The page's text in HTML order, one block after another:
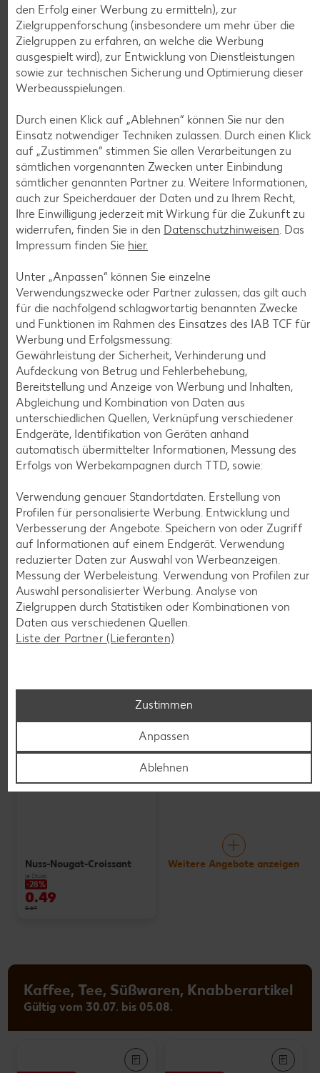
TANTE FANNY
Frischer
Flammkuchenteig
je 260-g-Rolle
1.39
Diese Artikel findest du an unserer
Frischetheke
KNÜLLER
Oliven-Mix
nur
0.99
Weitere Angebote anzeigen
Gültig vom 30.07. bis 05.08.
AKTION
0.69
Nuss-Nougat-Croissant
je Stück
-28%
0.49
0.69
Weitere Angebote anzeigen
Kaffee, Tee, Süßwaren, Knabberartikel
Gültig vom 30.07. bis 05.08.
den Erfolg einer Werbung zu ermitteln), zur
Zielgruppenforschung (insbesondere um mehr über die
Zielgruppen zu erfahren, an welche die Werbung
ausgespielt wird), zur Entwicklung von Dienstleistungen
sowie zur technischen Sicherung und Optimierung dieser
Werbeausspielungen.
Durch einen Klick auf „Ablehnen“ können Sie nur den
Einsatz notwendiger Techniken zulassen. Durch einen Klick
auf „Zustimmen“ stimmen Sie allen Verarbeitungen zu
sämtlichen vorgenannten Zwecken unter Einbindung
sämtlicher genannten Partner zu. Weitere Informationen,
auch zur Speicherdauer der Daten und zu Ihrem Recht,
Ihre Einwilligung jederzeit mit Wirkung für die Zukunft zu
widerrufen, finden Sie in den Datenschutzhinweisen. Das
Impressum finden Sie hier.
Unter „Anpassen“ können Sie einzelne
Verwendungszwecke oder Partner zulassen; das gilt auch
für die nachfolgend schlagwortartig benannten Zwecke
und Funktionen im Rahmen des Einsatzes des IAB TCF für
Werbung und Erfolgsmessung:
Gewährleistung der Sicherheit, Verhinderung und
Aufdeckung von Betrug und Fehlerbehebung,
Bereitstellung und Anzeige von Werbung und Inhalten,
Abgleichung und Kombination von Daten aus
unterschiedlichen Quellen, Verknüpfung verschiedener
Endgeräte, Identifikation von Geräten anhand
automatisch übermittelter Informationen, Messung des
Erfolgs von Werbekampagnen durch TTD, sowie:
Verwendung genauer Standortdaten. Erstellung von
Profilen für personalisierte Werbung. Entwicklung und
Verbesserung der Angebote. Speichern von oder Zugriff
auf Informationen auf einem Endgerät. Verwendung
reduzierter Daten zur Auswahl von Werbeanzeigen.
Messung der Werbeleistung. Verwendung von Profilen zur
Auswahl personalisierter Werbung. Analyse von
Zielgruppen durch Statistiken oder Kombinationen von
Daten aus verschiedenen Quellen.
Liste der Partner (Lieferanten)
Zustimmen
Anpassen
Ablehnen